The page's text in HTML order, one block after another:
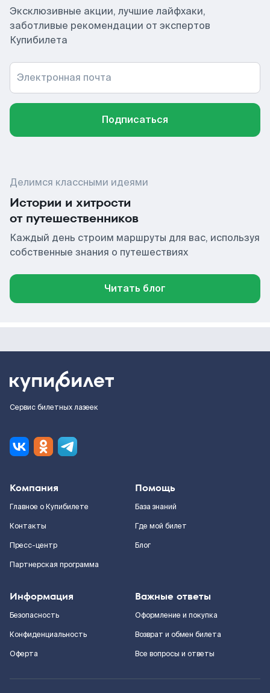
Эксклюзивные акции, лучшие лайфхаки,
заботливые рекомендации от экспертов
Купибилета
Электронная почта
Подписаться
Делимся классными идеями
Истории и хитрости
от путешественников
Каждый день строим маршруты для вас, используя
собственные знания о путешествиях
Читать блог
Сервис билетных лазеек
Компания
Главное о Купибилете
Контакты
Пресс-центр
Партнерская программа
Помощь
База знаний
Где мой билет
Блог
Информация
Безопасность
Конфиденциальность
Оферта
Важные ответы
Оформление и покупка
Возврат и обмен билета
Все вопросы и ответы